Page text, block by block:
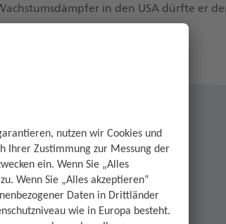
in den USA dürfte er